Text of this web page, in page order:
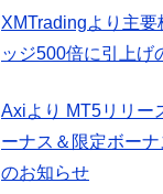
XMTradingより主
ッジ500倍に引上げ
Axiより MT5リリー
ーナス＆限定ボー
のお知らせ